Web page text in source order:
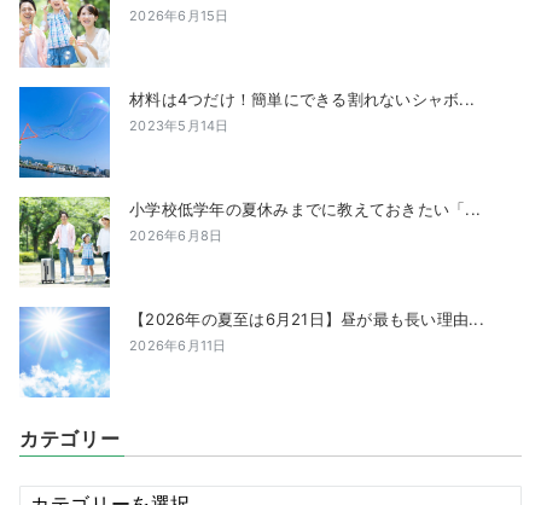
2026年6月15日
材料は4つだけ！簡単にできる割れないシャボ...
2023年5月14日
小学校低学年の夏休みまでに教えておきたい「...
2026年6月8日
【2026年の夏至は6月21日】昼が最も長い理由...
2026年6月11日
カテゴリー
カ